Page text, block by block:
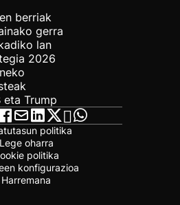
berriak
gerra
lan
2026
eta Trump
politika
Lege oharra
politika
konfigurazioa
Harremana